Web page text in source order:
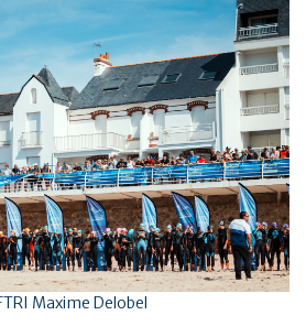
Maxime Delobel